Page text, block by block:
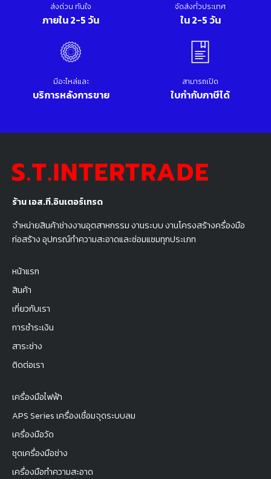
ร้าน เอส.ที.อินเตอร์เทรด
จำหน่ายสินค้าช่างงานอุตสาหกรรม งานระบบ งานโครงสร้างครื่องมือ
ก่อสร้าง อุปกรณ์ทำความสะอาดและซ่อมแซมทุกประเภท
หน้าแรก
สินค้า
เกี่ยวกับเรา
การชำระเงิน
สาระช่าง
ติดต่อเรา
เครื่องมือไฟฟ้า
APS Series เครื่องเชื่อมจุดระบบลม
เครื่องมือวัด
ชุดเครื่องมือช่าง
เครื่องมือทำความสะอาด
ส่งด่วน ทันใจ
ภายใน 2-5 วัน
จัดส่งทั่วประเทศ
ใน 2-5 วัน
มีอะไหล่และ
บริการหลังการขาย
สามารถเปิด
ใบกำกับภาษีได้